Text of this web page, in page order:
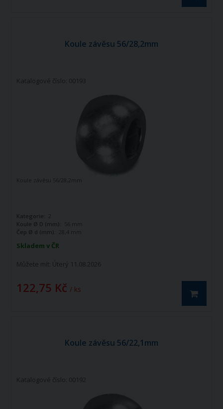
Koule závěsu 56/28,2mm
Katalogové číslo: 00193
Skladem v ČR
Můžete mít: Úterý 11.08.2026
122,75 Kč / ks
Koule závěsu 56/28,2mm
Kategorie:
Koule Ø D (mm):
56 mm
Čep Ø d (mm):
28,4 mm
Koule závěsu 56/22,1mm
Katalogové číslo: 00192